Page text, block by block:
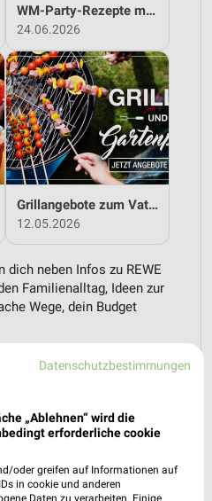
WM-Party-Rezepte mit REWE!
24.06.2026
Grillangebote zum Vatertag bei REWE!
12.05.2026
dich neben Infos zu REWE
Familienalltag, Ideen zur
Wege, dein Budget
& Angebote App
– mit der kostenlosen
Datenschutzbestimmungen
„Ablehnen“ wird die
erforderliche cookie
oder greifen auf Informationen auf
in cookie und anderen
Daten zu verarbeiten. Einige